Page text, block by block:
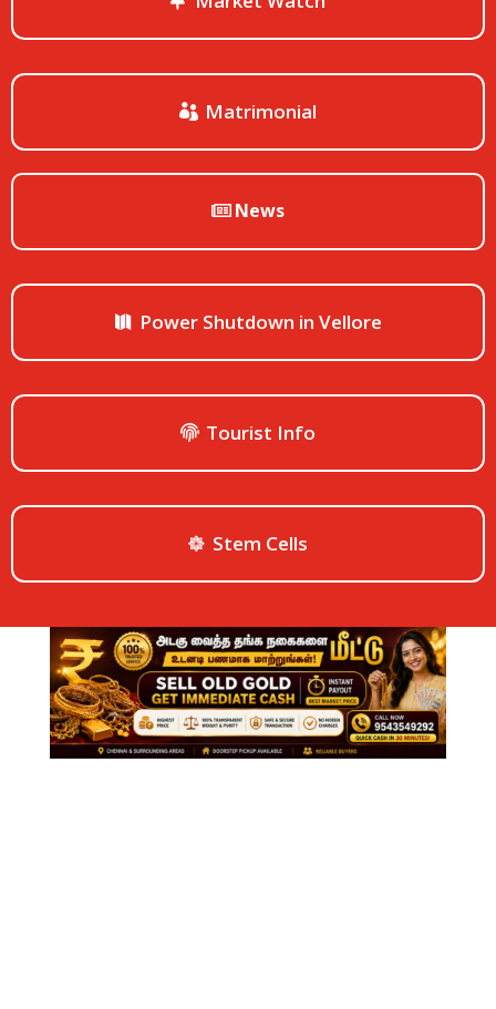
Matrimonial
News
Power Shutdown in Vellore
Tourist Info
Stem Cells